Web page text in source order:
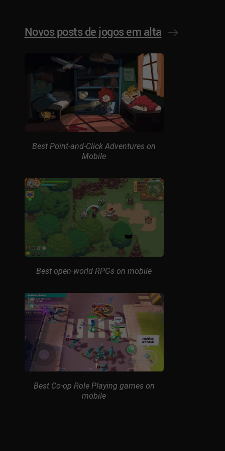
Novos posts de jogos em alta
Best Point-and-Click Adventures on
Mobile
Best open-world RPGs on mobile
Best Co-op Role Playing games on
mobile